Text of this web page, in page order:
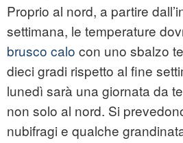
Proprio al nord, a partire
settimana, le temperature
brusco calo con uno sbalzo
dieci gradi rispetto al fine
lunedì sarà una giornata da
non solo al nord. Si
nubifragi e qualche